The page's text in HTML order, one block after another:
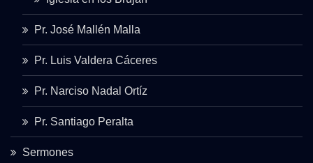
Pr. José Mallén Malla
Pr. Luis Valdera Cáceres
Pr. Narciso Nadal Ortíz
Pr. Santiago Peralta
Sermones